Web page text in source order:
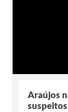
Araújos